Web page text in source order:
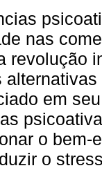
nas
revolução
em
o bem-
o